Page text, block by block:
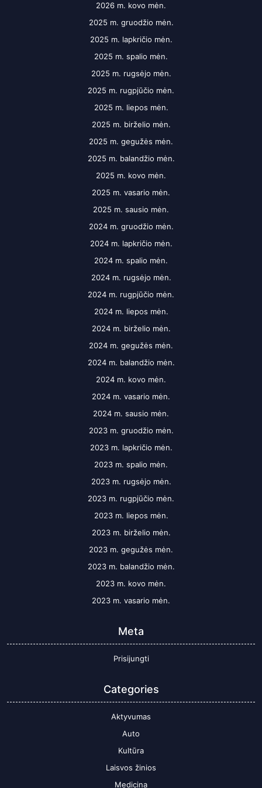
2026 m. kovo mėn.
2025 m. gruodžio mėn.
2025 m. lapkričio mėn.
2025 m. spalio mėn.
2025 m. rugsėjo mėn.
2025 m. rugpjūčio mėn.
2025 m. liepos mėn.
2025 m. birželio mėn.
2025 m. gegužės mėn.
2025 m. balandžio mėn.
2025 m. kovo mėn.
2025 m. vasario mėn.
2025 m. sausio mėn.
2024 m. gruodžio mėn.
2024 m. lapkričio mėn.
2024 m. spalio mėn.
2024 m. rugsėjo mėn.
2024 m. rugpjūčio mėn.
2024 m. liepos mėn.
2024 m. birželio mėn.
2024 m. gegužės mėn.
2024 m. balandžio mėn.
2024 m. kovo mėn.
2024 m. vasario mėn.
2024 m. sausio mėn.
2023 m. gruodžio mėn.
2023 m. lapkričio mėn.
2023 m. spalio mėn.
2023 m. rugsėjo mėn.
2023 m. rugpjūčio mėn.
2023 m. liepos mėn.
2023 m. birželio mėn.
2023 m. gegužės mėn.
2023 m. balandžio mėn.
2023 m. kovo mėn.
2023 m. vasario mėn.
Meta
Prisijungti
Categories
Aktyvumas
Auto
Kultūra
Laisvos žinios
Medicina